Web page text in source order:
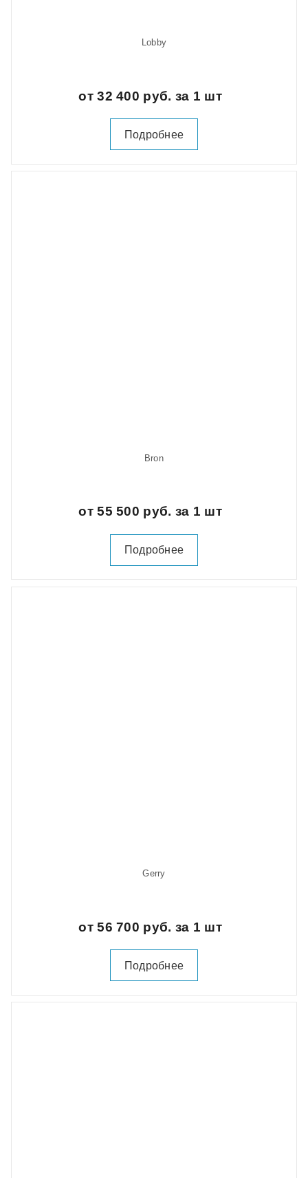
Lobby
от 32 400 руб. за 1 шт
Подробнее
Bron
от 55 500 руб. за 1 шт
Подробнее
Gerry
от 56 700 руб. за 1 шт
Подробнее